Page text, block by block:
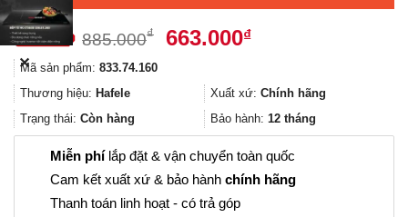
885.000₫
Giá
885.000₫.
663.000₫Giá
là:
663.000₫.
Mã sản phẩm: 833.74.160
Thương hiệu: Hafele Xuất xứ: Chính hãng
Trạng thái: Còn hàng Bảo hành: 12 tháng
Miễn phílắp đặt & vận chuyển toàn quốc
Cam kết xuất xứ & bảo hành chính hãng
Thanh toán linh hoạt - có trả góp
✕